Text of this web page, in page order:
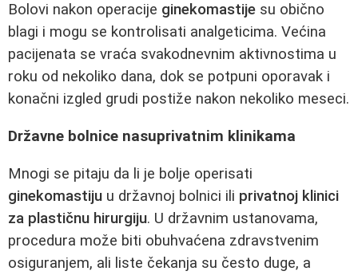
Bolovi nakon operacije ginekomastije su obično
blagi i mogu se kontrolisati analgeticima. Većina
pacijenata se vraća svakodnevnim aktivnostima u
roku od nekoliko dana, dok se potpuni oporavak i
konačni izgled grudi postiže nakon nekoliko meseci.
Državne bolnice nasuprivatnim klinikama
Mnogi se pitaju da li je bolje operisati
ginekomastiju u državnoj bolnici ili privatnoj klinici
za plastičnu hirurgiju. U državnim ustanovama,
procedura može biti obuhvaćena zdravstvenim
osiguranjem, ali liste čekanja su često duge, a